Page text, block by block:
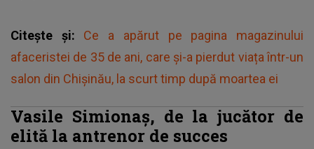
Citește și: Ce a apărut pe pagina magazinului
afaceristei de 35 de ani, care și-a pierdut viața într-un
salon din Chișinău, la scurt timp după moartea ei
Vasile Simionaș, de la jucător de
elită la antrenor de succes